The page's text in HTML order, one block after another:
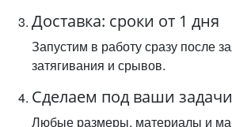
Доставка: сроки от 1 дня
Запустим в работу сразу после
затягивания и срывов.
Сделаем под ваши задачи
Любые размеры, материалы и